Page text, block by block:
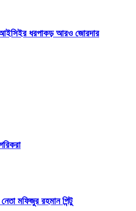
আইসিইর ধরপাকড় আরও জোরদার
মফিজুর রহমান পিন্টু